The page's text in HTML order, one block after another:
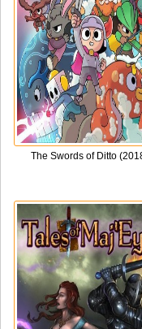
The Swords of Ditto